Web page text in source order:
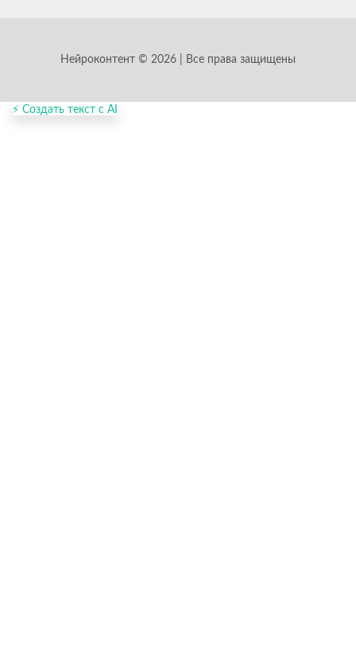
Нейроконтент © 2026 | Все права защищены
⚡ Создать текст с AI